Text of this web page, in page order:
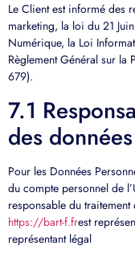
Le Client est informé des
marketing, la loi du 21
Numérique, la Loi
Règlement Général sur la
679).
7.1
des
Pour les Données
du compte personnel de
responsable du
https://bart-f.frest
représentant légal